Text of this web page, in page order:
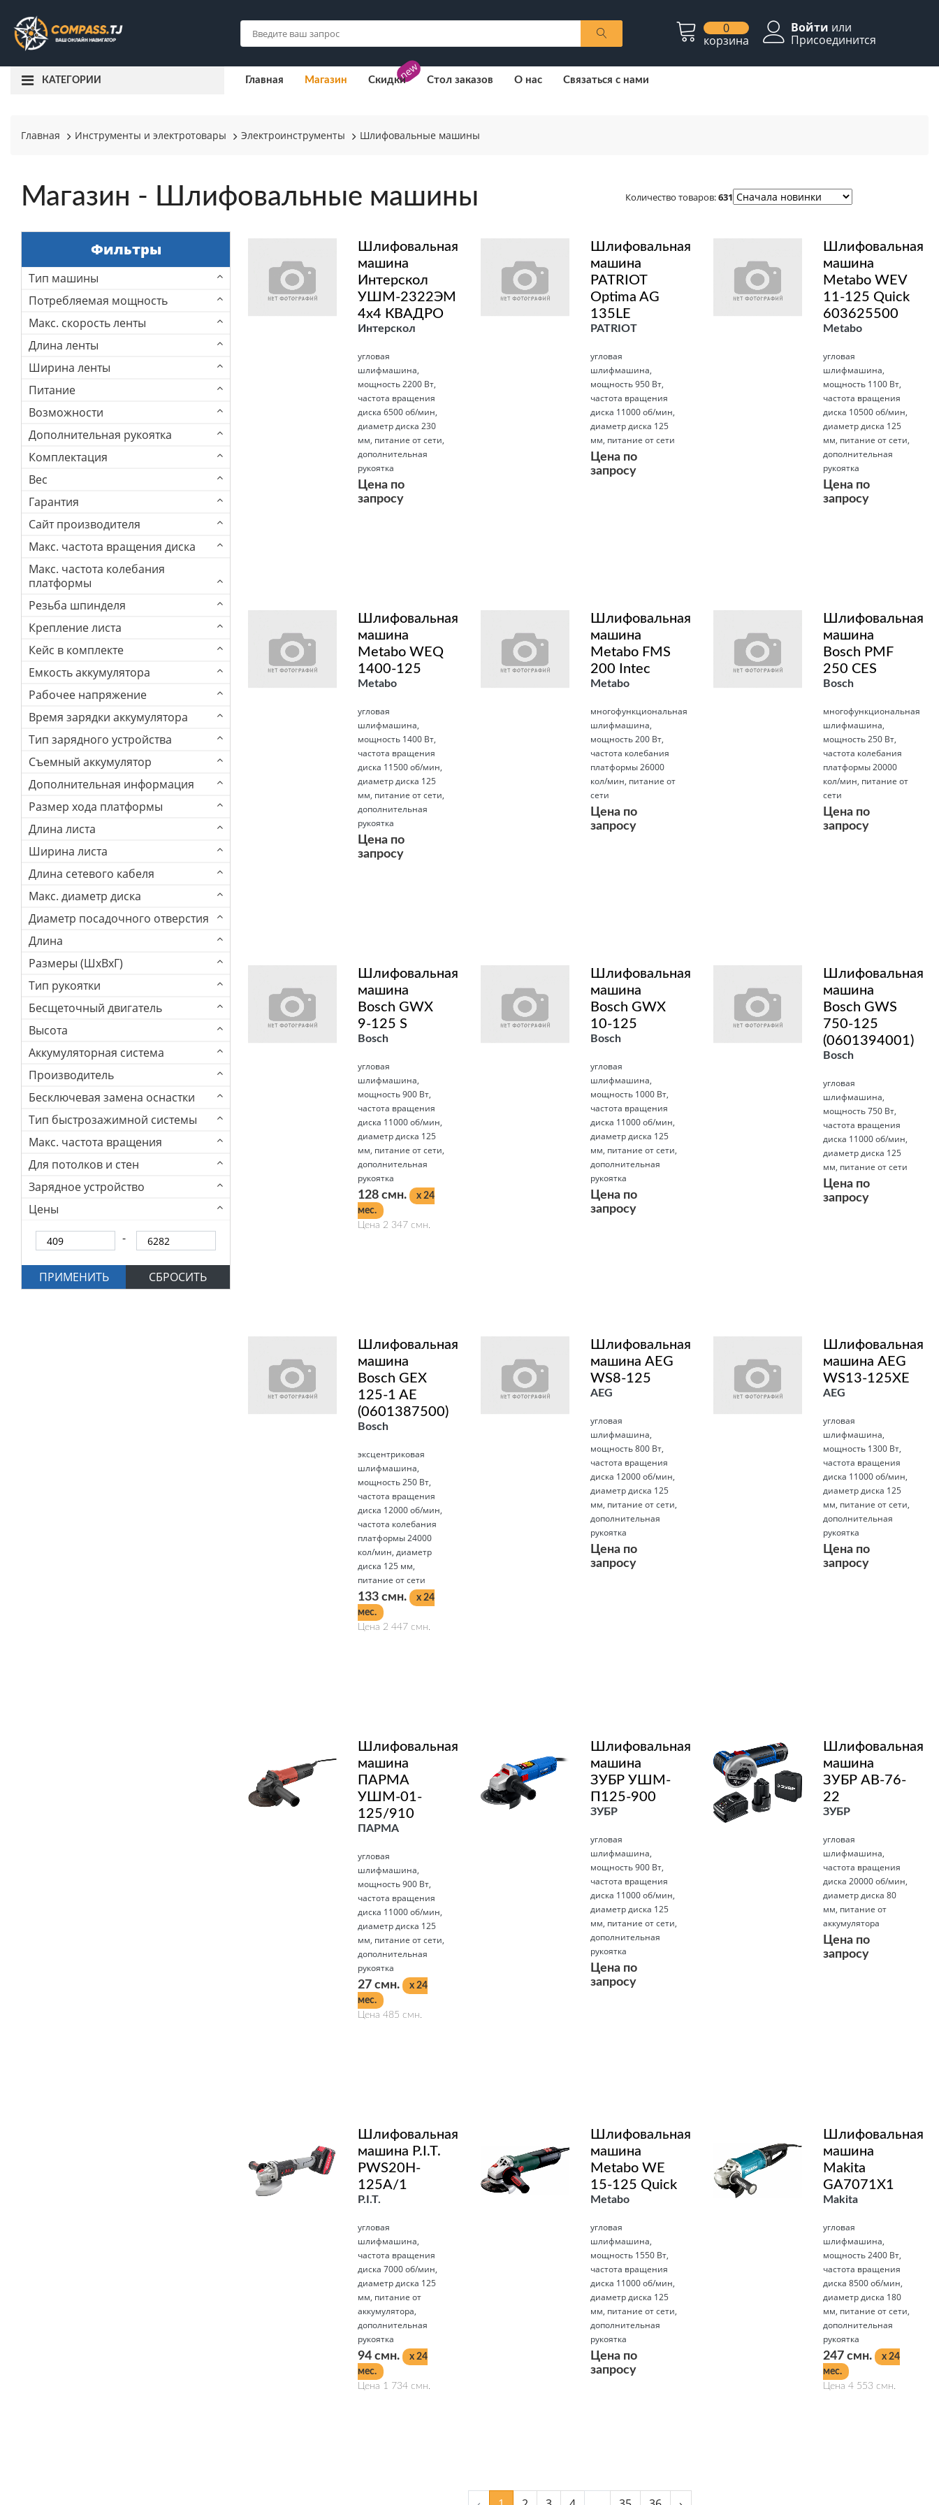
0
корзина
Войти или
Присоединится
КАТЕГОРИИ Главная Магазин new
Скидки Стол заказов О нас Связаться с нами
Главная Инструменты и электротовары Электроинструменты Шлифовальные машины
Магазин - Шлифовальные машины Количество товаров:631
Фильтры
Тип машины
Потребляемая мощность
Макс. скорость ленты
Длина ленты
Ширина ленты
Питание
Возможности
Дополнительная рукоятка
Комплектация
Вес
Гарантия
Сайт производителя
Макс. частота вращения диска
Макс. частота колебания
платформы
Резьба шпинделя
Крепление листа
Кейс в комплекте
Емкость аккумулятора
Рабочее напряжение
Время зарядки аккумулятора
Тип зарядного устройства
Съемный аккумулятор
Дополнительная информация
Размер хода платформы
Длина листа
Ширина листа
Длина сетевого кабеля
Макс. диаметр диска
Диаметр посадочного отверстия
Длина
Размеры (ШхВхГ)
Тип рукоятки
Бесщеточный двигатель
Высота
Аккумуляторная система
Производитель
Бесключевая замена оснастки
Тип быстрозажимной системы
Макс. частота вращения
Для потолков и стен
Зарядное устройство
Цены
ПРИМЕНИТЬ СБРОСИТЬ
Шлифовальная
машина
Интерскол
УШМ-2322ЭМ
4х4 КВАДРО
Интерскол
угловая
шлифмашина,
мощность 2200 Вт,
частота вращения
диска 6500 об/мин,
диаметр диска 230
мм, питание от сети,
дополнительная
рукоятка
Цена по
запросу
Шлифовальная
машина
PATRIOT
Optima AG
135LE
PATRIOT
угловая
шлифмашина,
мощность 950 Вт,
частота вращения
диска 11000 об/мин,
диаметр диска 125
мм, питание от сети
Цена по
запросу
Шлифовальная
машина
Metabo WEV
11-125 Quick
603625500
Metabo
угловая
шлифмашина,
мощность 1100 Вт,
частота вращения
диска 10500 об/мин,
диаметр диска 125
мм, питание от сети,
дополнительная
рукоятка
Цена по
запросу
Шлифовальная
машина
Metabo WEQ
1400-125
Metabo
угловая
шлифмашина,
мощность 1400 Вт,
частота вращения
диска 11500 об/мин,
диаметр диска 125
мм, питание от сети,
дополнительная
рукоятка
Цена по
запросу
Шлифовальная
машина
Metabo FMS
200 Intec
Metabo
многофункциональная
шлифмашина,
мощность 200 Вт,
частота колебания
платформы 26000
кол/мин, питание от
сети
Цена по
запросу
Шлифовальная
машина
Bosch PMF
250 CES
Bosch
многофункциональная
шлифмашина,
мощность 250 Вт,
частота колебания
платформы 20000
кол/мин, питание от
сети
Цена по
запросу
Шлифовальная
машина
Bosch GWX
9-125 S
Bosch
угловая
шлифмашина,
мощность 900 Вт,
частота вращения
диска 11000 об/мин,
диаметр диска 125
мм, питание от сети,
дополнительная
рукоятка
128 смн.
x 24
мес.
Цена 2 347 смн.
Шлифовальная
машина
Bosch GWX
10-125
Bosch
угловая
шлифмашина,
мощность 1000 Вт,
частота вращения
диска 11000 об/мин,
диаметр диска 125
мм, питание от сети,
дополнительная
рукоятка
Цена по
запросу
Шлифовальная
машина
Bosch GWS
750-125
(0601394001)
Bosch
угловая
шлифмашина,
мощность 750 Вт,
частота вращения
диска 11000 об/мин,
диаметр диска 125
мм, питание от сети
Цена по
запросу
Шлифовальная
машина
Bosch GEX
125-1 AE
(0601387500)
Bosch
эксцентриковая
шлифмашина,
мощность 250 Вт,
частота вращения
диска 12000 об/мин,
частота колебания
платформы 24000
кол/мин, диаметр
диска 125 мм,
питание от сети
133 смн.
x 24
мес.
Цена 2 447 смн.
Шлифовальная
машина AEG
WS8-125
AEG
угловая
шлифмашина,
мощность 800 Вт,
частота вращения
диска 12000 об/мин,
диаметр диска 125
мм, питание от сети,
дополнительная
рукоятка
Цена по
запросу
Шлифовальная
машина AEG
WS13-125XE
AEG
угловая
шлифмашина,
мощность 1300 Вт,
частота вращения
диска 11000 об/мин,
диаметр диска 125
мм, питание от сети,
дополнительная
рукоятка
Цена по
запросу
Шлифовальная
машина
ПАРМА
УШМ-01-
125/910
ПАРМА
угловая
шлифмашина,
мощность 900 Вт,
частота вращения
диска 11000 об/мин,
диаметр диска 125
мм, питание от сети,
дополнительная
рукоятка
27 смн.
x 24
мес.
Цена 485 смн.
Шлифовальная
машина
ЗУБР УШМ-
П125-900
ЗУБР
угловая
шлифмашина,
мощность 900 Вт,
частота вращения
диска 11000 об/мин,
диаметр диска 125
мм, питание от сети,
дополнительная
рукоятка
Цена по
запросу
Шлифовальная
машина
ЗУБР AB-76-
22
ЗУБР
угловая
шлифмашина,
частота вращения
диска 20000 об/мин,
диаметр диска 80
мм, питание от
аккумулятора
Цена по
запросу
Шлифовальная
машина P.I.T.
PWS20H-
125A/1
P.I.T.
угловая
шлифмашина,
частота вращения
диска 7000 об/мин,
диаметр диска 125
мм, питание от
аккумулятора,
дополнительная
рукоятка
94 смн.
x 24
мес.
Цена 1 734 смн.
Шлифовальная
машина
Metabo WE
15-125 Quick
Metabo
угловая
шлифмашина,
мощность 1550 Вт,
частота вращения
диска 11000 об/мин,
диаметр диска 125
мм, питание от сети,
дополнительная
рукоятка
Цена по
запросу
Шлифовальная
машина
Makita
GA7071X1
Makita
угловая
шлифмашина,
мощность 2400 Вт,
частота вращения
диска 8500 об/мин,
диаметр диска 180
мм, питание от сети,
дополнительная
рукоятка
247 смн.
x 24
мес.
Цена 4 553 смн.